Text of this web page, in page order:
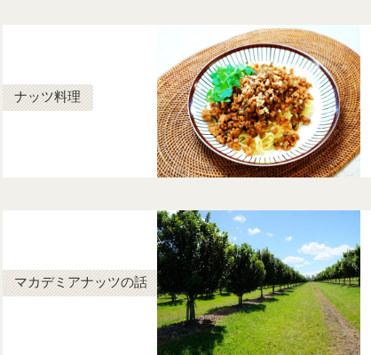
ナッツ料理
マカデミアナッツの話